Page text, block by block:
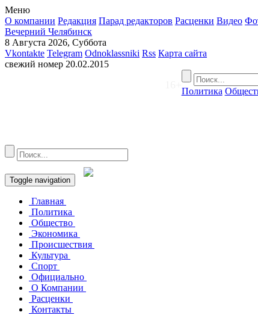
Меню
О компании Редакция Парад редакторов Расценки Видео
Вечерний Челябинск
8 Августа 2026, Суббота
Vkontakte Telegram Odnoklassniki Rss Карта сайта
свежий номер 20.02.2015
Политика
Toggle navigation
Главная
Политика
Общество
Экономика
Происшествия
Культура
Спорт
Официально
О Компании
Расценки
Контакты